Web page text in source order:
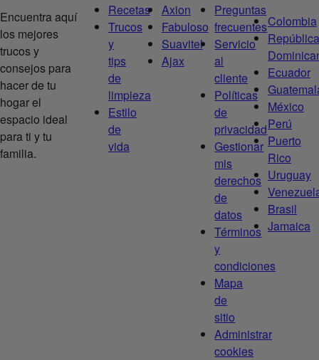
Encuentra aquí
los mejores
trucos y
consejos para
hacer de tu
hogar el
espacio ideal
para ti y tu
familia.
Recetas
Trucos
y
tips
de
limpieza
Estilo
de
vida
Axion
Fabuloso
Suavitel
Ajax
Preguntas
frecuentes
Servicio
al
cliente
Políticas
de
privacidad
Gestionar
mis
derechos
de
datos
Términos
y
condiciones
Mapa
de
sitio
Administrar
cookies
Colombia
República
Ecuador
México
Perú
Puerto
Rico
Uruguay
Brasil
Jamaica